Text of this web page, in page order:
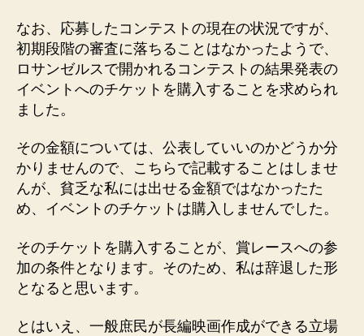
なお、応募したコンテストの現在の状況ですが、
初期段階の審査に落ちることはなかったようで、
ロサンゼルスで開かれるコンテストの結果発表の
イベントへのチケットを購入することを求められ
ました。
その金額については、公表していいのかどうか分
かりませんので、こちらで記載することはしませ
んが、貧乏な私には出せる金額ではなかったた
め、イベントのチケットは購入しませんでした。
そのチケットを購入することが、賞レースへの参
加の条件となります。そのため、私は辞退した形
となると思います。
とはいえ、一般庶民が長編映画作成ができる立場